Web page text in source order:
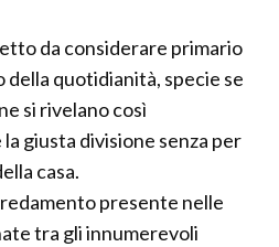
da considerare primario
quotidianità, specie se
si rivelano così
giusta divisione senza per
casa.
presente nelle
tra gli innumerevoli